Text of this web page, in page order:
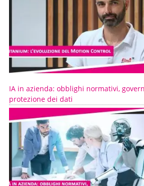
IA in azienda: obblighi normativi,
protezione dei dati